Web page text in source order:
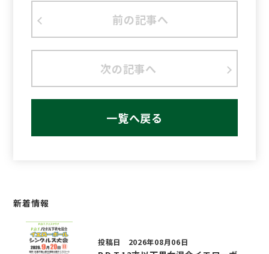
前の記事へ
一覧へ戻る
次の記事へ
新着情報
投稿日 2026年08月06日